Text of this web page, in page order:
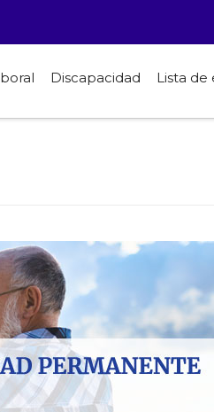
Discapacidad Lista